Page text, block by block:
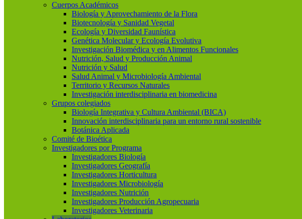
Cuerpos Académicos
Biología y Aprovechamiento de la Flora
Biotecnología y Sanidad Vegetal
Ecología y Diversidad Faunística
Genética Molecular y Ecología Evolutiva
Investigación Biomédica y en Alimentos Funcionales
Nutrición, Salud y Producción Animal
Nutrición y Salud
Salud Animal y Microbiología Ambiental
Territorio y Recursos Naturales
Investigación interdisciplinaria en biomedicina
Grupos colegiados
Biología Integrativa y Cultura Ambiental (BICA)
Innovación interdisciplinaria para un entorno rural sostenible
Botánica Aplicada
Comité de Bioética
Investigadores por Programa
Investigadores Biología
Investigadores Geografía
Investigadores Horticultura
Investigadores Microbiología
Investigadores Nutrición
Investigadores Producción Agropecuaria
Investigadores Veterinaria